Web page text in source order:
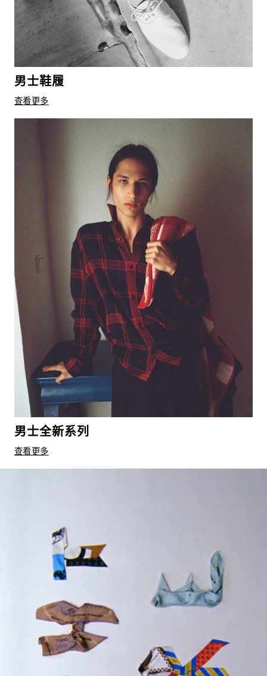
男士鞋履
查看更多
男士全新系列
查看更多